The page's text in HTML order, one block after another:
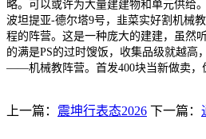
略。可以或许为大量建建物和单元供给
波坦提亚-德尔塔9号，韭菜实好割机械
程的阵营。这是一种庞大的建建，虽然
的满是PS的过时馊饭，收集品级就越高
——机械教阵营。首发400块当新做卖，
上一篇： 震坤行表态2026 下一篇：